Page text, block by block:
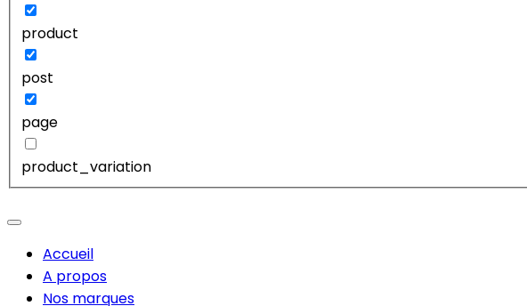
product
post
page
product_variation
Accueil
A propos
Nos marques